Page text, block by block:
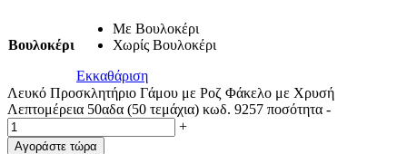
Βουλοκέρι
Με Βουλοκέρι
Χωρίς Βουλοκέρι
Εκκαθάριση
Λευκό Προσκλητήριο Γάμου με Ροζ Φάκελο με Χρυσή
Λεπτομέρεια 50αδα (50 τεμάχια) κωδ. 9257 ποσότητα -
+
Αγοράστε τώρα